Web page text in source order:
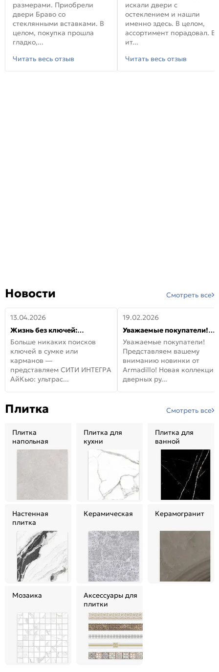
размерами. Приобрели
двери Браво со
стеклянными вставками. В
целом, покупка прошла
гладко,...
Читать весь отзыв
искали двери с
остеклением и нашли
именно здесь. В целом,
ассортимент порадовал. В
ит...
Читать весь отзыв
Новости Смотреть все
13.04.2026
Жизнь без ключей:
встречайте новую дверь
СИТИ ИНТЕГРА АйКью!
Больше никаких поисков
ключей в сумке или
карманов —
представляем СИТИ ИНТЕГРА
АйКью: ультрас...
19.02.2026
Уважаемые покупатели!
Представляем вашему
вниманию новинки от
Armadillo!
Уважаемые покупатели!
Представляем вашему
вниманию новинки от
Armadillo! Новая коллекция
дверных ру...
Плитка Смотреть все
Плитка
напольная
Плитка для
кухни
Плитка для
ванной
Настенная
плитка
Керамическая Керамогранит
Мозаика
Аксессуары для
плитки